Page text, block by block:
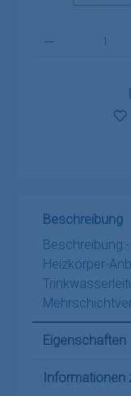
Beschreibung
Heizkörper-
Eigenschaften
Informationen